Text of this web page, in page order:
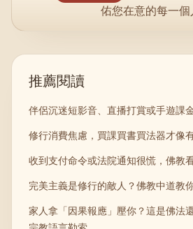
佑您在意的每一個
推薦閱讀
伴侶沉迷短影音、直播打賞或手遊課
修行消費焦慮，買課買書買法器才像
收到支付命令或法院通知很慌，佛教
完美主義是修行的敵人？佛教中道教
家人拿「因果報應」壓你？這是佛法